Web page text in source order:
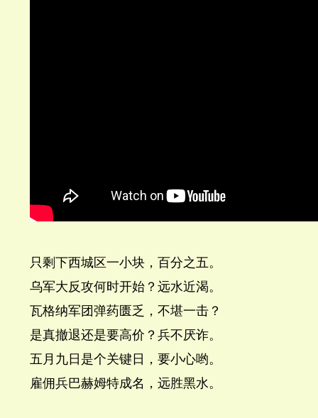
只剩下西城区一小块，百分之五。
乌军大反攻何时开始？远水近渴。
瓦格纳军团弹药匮乏，不堪一击？
是真撤退还是要高价？兵不厌诈。
五月九日是个关键日，要小心哟。
雇佣兵巴赫姆特成名，远胜黑水。